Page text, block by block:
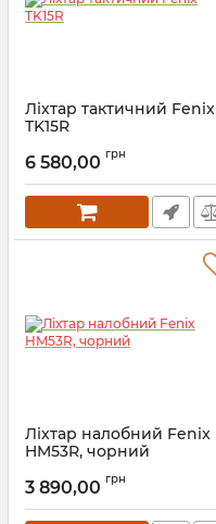
Ліхтар тактичний Fenix
TK15R
6 580,00 грн
Ліхтар налобний Fenix
HM53R, чорний
3 890,00 грн